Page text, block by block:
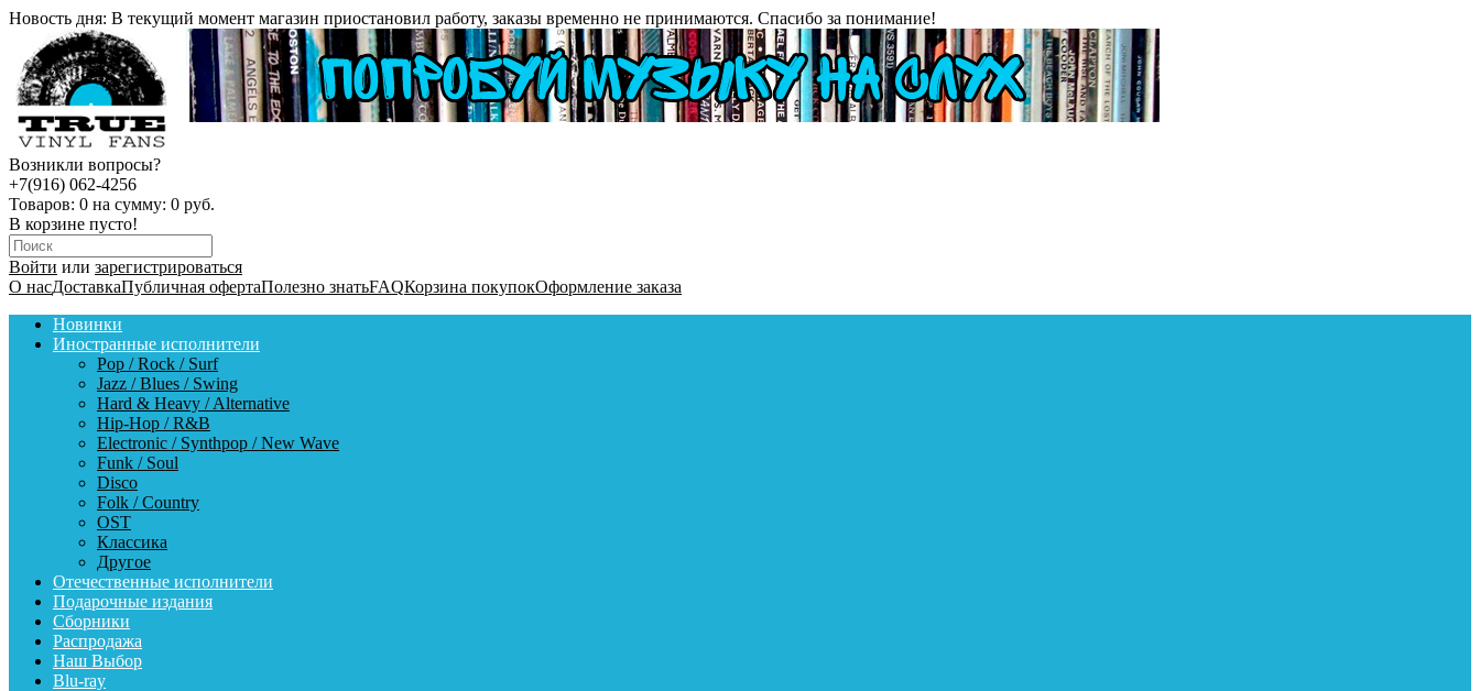
Новость дня: В текущий момент магазин приостановил работу, заказы временно не принимаются. Спасибо за понимание!
Возникли вопросы?
+7(916) 062-4256
Товаров: 0 на сумму: 0 руб.
В корзине пусто!
Войти или зарегистрироваться
О насДоставкаПубличная офертаПолезно знатьFAQКорзина покупокОформление заказа
Новинки
Иностранные исполнители
Pop / Rock / Surf
Jazz / Blues / Swing
Hard & Heavy / Alternative
Hip-Hop / R&B
Electronic / Synthpop / New Wave
Funk / Soul
Disco
Folk / Country
OST
Классика
Другое
Отечественные исполнители
Подарочные издания
Сборники
Распродажа
Наш Выбор
Blu-ray